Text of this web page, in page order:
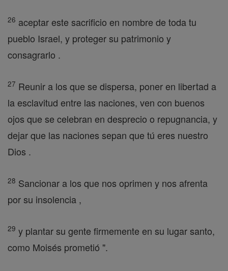
26 aceptar este sacrificio en nombre de toda tu
pueblo Israel, y proteger su patrimonio y
consagrarlo .
27 Reunir a los que se dispersa, poner en libertad a
la esclavitud entre las naciones, ven con buenos
ojos que se celebran en desprecio o repugnancia, y
dejar que las naciones sepan que tú eres nuestro
Dios .
28 Sancionar a los que nos oprimen y nos afrenta
por su insolencia ,
29 y plantar su gente firmemente en su lugar santo,
como Moisés prometió ".